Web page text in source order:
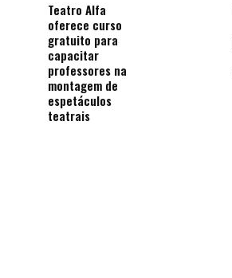
Teatro Alfa
oferece curso
gratuito para
capacitar
professores na
montagem de
espetáculos
teatrais